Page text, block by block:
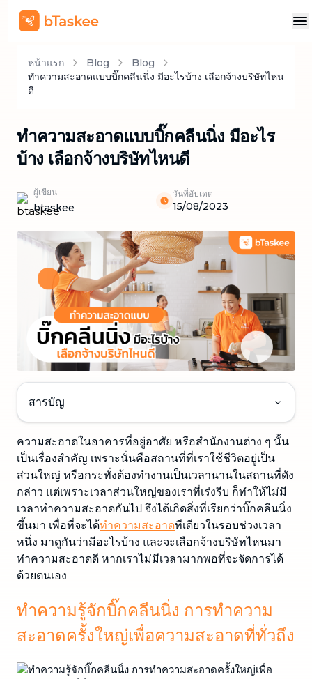
หน้าแรก Blog
Blog
ทำความสะอาดแบบบิ๊กคลีนนิ่ง มีอะไรบ้าง เลือกจ้างบริษัทไหน
ดี
ทำความสะอาดแบบบิ๊กคลีนนิ่ง มีอะไร
บ้าง เลือกจ้างบริษัทไหนดี
ผู้เขียน
btaskee
วันที่อัปเดต
15/08/2023
สารบัญ
ความสะอาดในอาคารที่อยู่อาศัย หรือสำนักงานต่าง ๆ นั้น
เป็นเรื่องสำคัญ เพราะนั่นคือสถานที่ที่เราใช้ชีวิตอยู่เป็น
ส่วนใหญ่ หรือกระทั่งต้องทำงานเป็นเวลานานในสถานที่ดัง
กล่าว แต่เพราะเวลาส่วนใหญ่ของเราที่เร่งรีบ ก็ทำให้ไม่มี
เวลาทำความสะอาดกันไป จึงได้เกิดสิ่งที่เรียกว่าบิ๊กคลีนนิ่ง
ขึ้นมา เพื่อที่จะได้ทำความสะอาดทีเดียวในรอบช่วงเวลา
หนึ่ง มาดูกันว่ามีอะไรบ้าง และจะเลือกจ้างบริษัทไหนมา
ทำความสะอาดดี หากเราไม่มีเวลามากพอที่จะจัดการได้
ด้วยตนเอง
ทำความรู้จักบิ๊กคลีนนิ่ง การทำความ
สะอาดครั้งใหญ่เพื่อความสะอาดที่ทั่วถึง